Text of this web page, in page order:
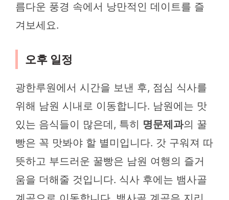
름다운 풍경 속에서 낭만적인 데이트를 즐
겨보세요.
오후 일정
광한루원에서 시간을 보낸 후, 점심 식사를
위해 남원 시내로 이동합니다. 남원에는 맛
있는 음식들이 많은데, 특히 명문제과의 꿀
빵은 꼭 맛봐야 할 별미입니다. 갓 구워져 따
뜻하고 부드러운 꿀빵은 남원 여행의 즐거
움을 더해줄 것입니다. 식사 후에는 뱀사골